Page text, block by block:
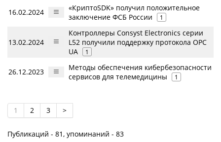
16.02.2024
«КриптоSDK» получил положительное
заключение ФСБ России
1
13.02.2024
Контроллеры Consyst Electronics серии
L52 получили поддержку протокола OPC
UA
1
26.12.2023
Методы обеспечения кибербезопасности
сервисов для телемедицины
1
1 2 3 >
Публикаций - 81, упоминаний - 83